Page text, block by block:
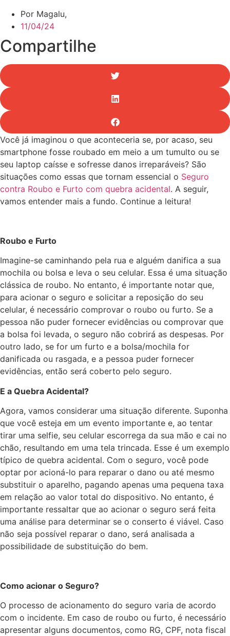
Por Magalu,
11/04/24
Compartilhe
Você já imaginou o que aconteceria se, por acaso, seu
smartphone fosse roubado em meio a um tumulto ou se
seu laptop caísse e sofresse danos irreparáveis? São
situações como essas que tornam essencial o Seguro
contra Roubo e Furto com quebra acidental. A seguir,
vamos entender mais a fundo. Continue a leitura!
Roubo e Furto
Imagine-se caminhando pela rua e alguém danifica a sua
mochila ou bolsa e leva o seu celular. Essa é uma situação
clássica de roubo. No entanto, é importante notar que,
para acionar o seguro e solicitar a reposição do seu
celular, é necessário comprovar o roubo ou furto. Se a
pessoa não puder fornecer evidências ou comprovar que
a bolsa foi levada, o seguro não cobrirá as despesas. Por
outro lado, se for um furto e a bolsa/mochila for
danificada ou rasgada, e a pessoa puder fornecer
evidências, então será coberto pelo seguro.
E a Quebra Acidental?
Agora, vamos considerar uma situação diferente. Suponha
que você esteja em um evento importante e, ao tentar
tirar uma selfie, seu celular escorrega da sua mão e cai no
chão, resultando em uma tela trincada. Esse é um exemplo
típico de quebra acidental. Com o seguro, você pode
optar por acioná-lo para reparar o dano ou até mesmo
substituir o aparelho, pagando apenas uma pequena taxa
em relação ao valor total do dispositivo. No entanto, é
importante ressaltar que ao acionar o seguro será feita
uma análise para determinar se o conserto é viável. Caso
não seja possível reparar o dano, será analisada a
possibilidade de substituição do bem.
Como acionar o Seguro?
O processo de acionamento do seguro varia de acordo
com o incidente. Em caso de roubo ou furto, é necessário
apresentar alguns documentos, como RG, CPF, nota fiscal